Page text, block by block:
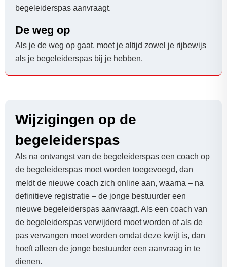
begeleiderspas aanvraagt.
De weg op
Als je de weg op gaat, moet je altijd zowel je rijbewijs
als je begeleiderspas bij je hebben.
Wijzigingen op de
begeleiderspas
Als na ontvangst van de begeleiderspas een coach op
de begeleiderspas moet worden toegevoegd, dan
meldt de nieuwe coach zich online aan, waarna – na
definitieve registratie – de jonge bestuurder een
nieuwe begeleiderspas aanvraagt. Als een coach van
de begeleiderspas verwijderd moet worden of als de
pas vervangen moet worden omdat deze kwijt is, dan
hoeft alleen de jonge bestuurder een aanvraag in te
dienen.